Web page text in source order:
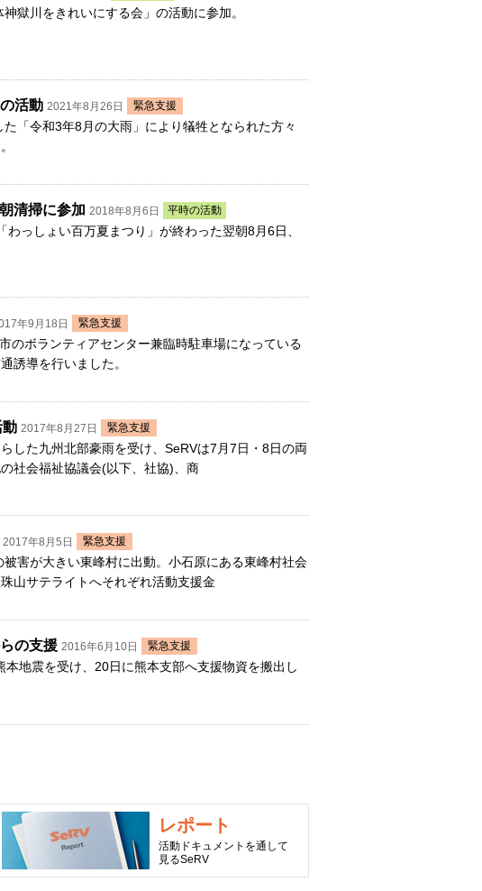
獄川をきれいにする会」の活動に参加。
活動 2021年8月26日 緊急支援
「令和3年8月の大雨」により犠牲となられた方々
清掃に参加 2018年8月6日 平時の活動
っしょい百万夏まつり」が終わった翌朝8月6日、
年9月18日 緊急支援
のボランティアセンター兼臨時駐車場になっている
誘導を行いました。
動 2017年8月27日 緊急支援
した九州北部豪雨を受け、SeRVは7月7日・8日の両
社会福祉協議会(以下、社協)、商
2017年8月5日 緊急支援
害が大きい東峰村に出動。小石原にある東峰村社会
山サテライトへそれぞれ活動支援金
の支援 2016年6月10日 緊急支援
地震を受け、20日に熊本支部へ支援物資を搬出し
レポート
活動ドキュメントを通して
見るSeRV